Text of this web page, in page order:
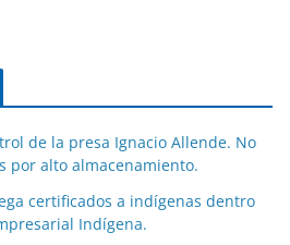
de la presa Ignacio Allende. No
por alto almacenamiento.
certificados a indígenas dentro
Indígena.